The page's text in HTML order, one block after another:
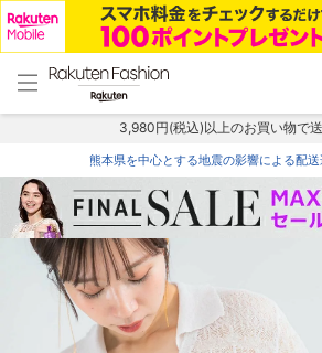
menu home
トップ
3,980円(税込)以上のお買い物で送
熊本県を中心とする地震の影響による配